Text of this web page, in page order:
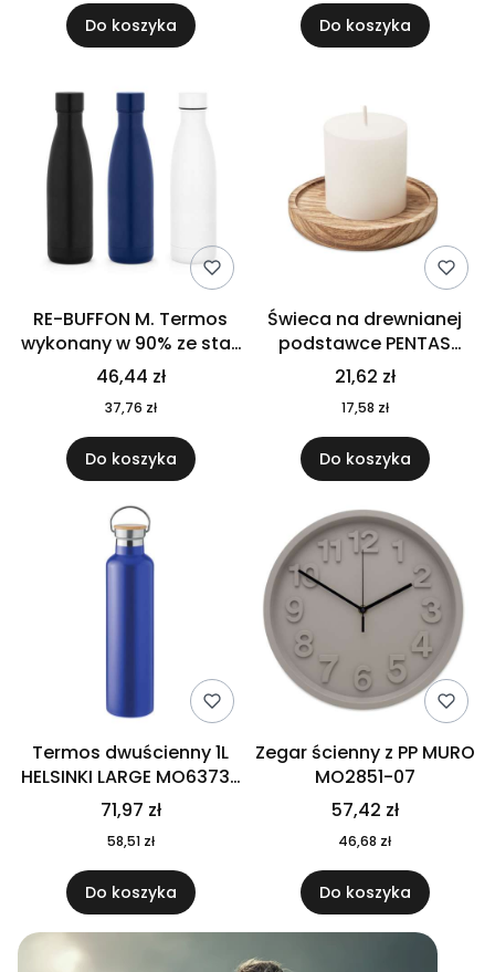
Do koszyka Do koszyka
RE-BUFFON M. Termos
wykonany w 90% ze stali
nierdzewnej
pochodzącej z
recyklingu 520 ml 94294
46,44 zł
37,76 zł
Do koszyka
Świeca na drewnianej
podstawce PENTAS
MO6282-40
21,62 zł
17,58 zł
Do koszyka
Termos dwuścienny 1L
HELSINKI LARGE MO6373-
04
71,97 zł
58,51 zł
Do koszyka
Zegar ścienny z PP MURO
MO2851-07
57,42 zł
46,68 zł
Do koszyka